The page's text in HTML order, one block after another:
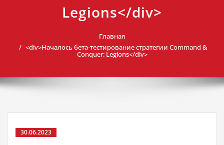
Legions</div>
Главная
<div>Началось бета-тестирование стратегии Command &
Conquer: Legions</div>
30.06.2023